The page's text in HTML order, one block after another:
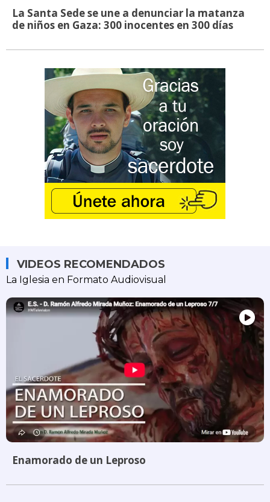
La Santa Sede se une a denunciar la matanza
de niños en Gaza: 300 inocentes en 300 días
VIDEOS RECOMENDADOS
La Iglesia en Formato Audiovisual
Enamorado de un Leproso